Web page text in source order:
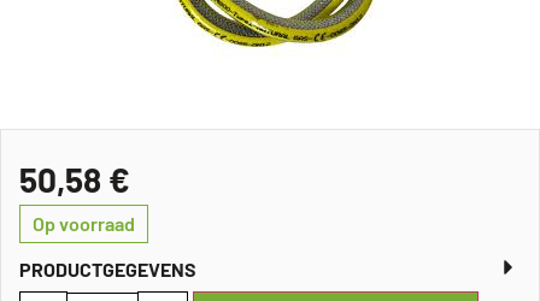
50,58 €
Op voorraad
PRODUCTGEGEVENS